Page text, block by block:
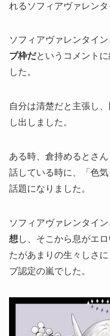
れるソフィアヴァレンタ
ソフィアヴァレンタイ
ブ枠だというコメント
した。
自分は清楚だと主張 し
し出しました。
ある時、倉持めるとさ
話している時に、
「色
話題になりました。
ソフィアヴァレンタイ
想 し、そこから 息がエロ
たがあまりの生々しさ
ブ認定の嵐でした。